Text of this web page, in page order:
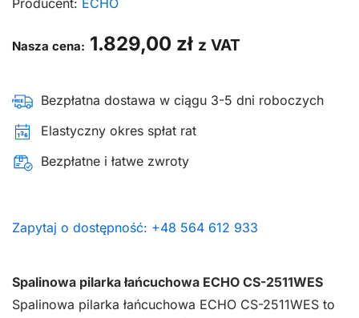
Producent: ECHO
Nasza cena: 1.829,00 zł z VAT
Bezpłatna dostawa w ciągu 3-5 dni roboczych
Elastyczny okres spłat rat
Bezpłatne i łatwe zwroty
Zapytaj o dostępność: +48 564 612 933
Spalinowa pilarka łańcuchowa ECHO CS-2511WES
Spalinowa pilarka łańcuchowa ECHO CS-2511WES to